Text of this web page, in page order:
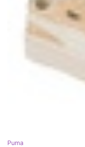
Puma